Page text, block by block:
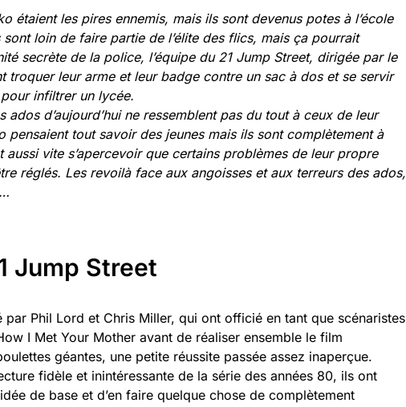
étaient les pires ennemis, mais ils sont devenus potes à l’école
loin de faire partie de l’élite des flics, mais ça pourrait
secrète de la police, l’équipe du 21 Jump Street, dirigée par le
troquer leur arme et leur badge contre un sac à dos et se servir
infiltrer un lycée.
ados d’aujourd’hui ne ressemblent pas du tout à ceux de leur
pensaient tout savoir des jeunes mais ils sont complètement à
vite s’apercevoir que certains problèmes de leur propre
réglés. Les revoilà face aux angoisses et aux terreurs des ados,
Jump Street
par Phil Lord et Chris Miller, qui ont officié en tant que scénaristes
I Met Your Mother avant de réaliser ensemble le film
géantes, une petite réussite passée assez inaperçue.
fidèle et inintéressante de la série des années 80, ils ont
de base et d’en faire quelque chose de complètement